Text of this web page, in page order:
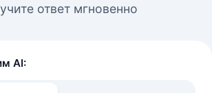
ответ мгновенно
AI: